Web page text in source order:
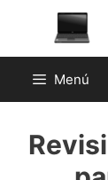
contenido
Menú